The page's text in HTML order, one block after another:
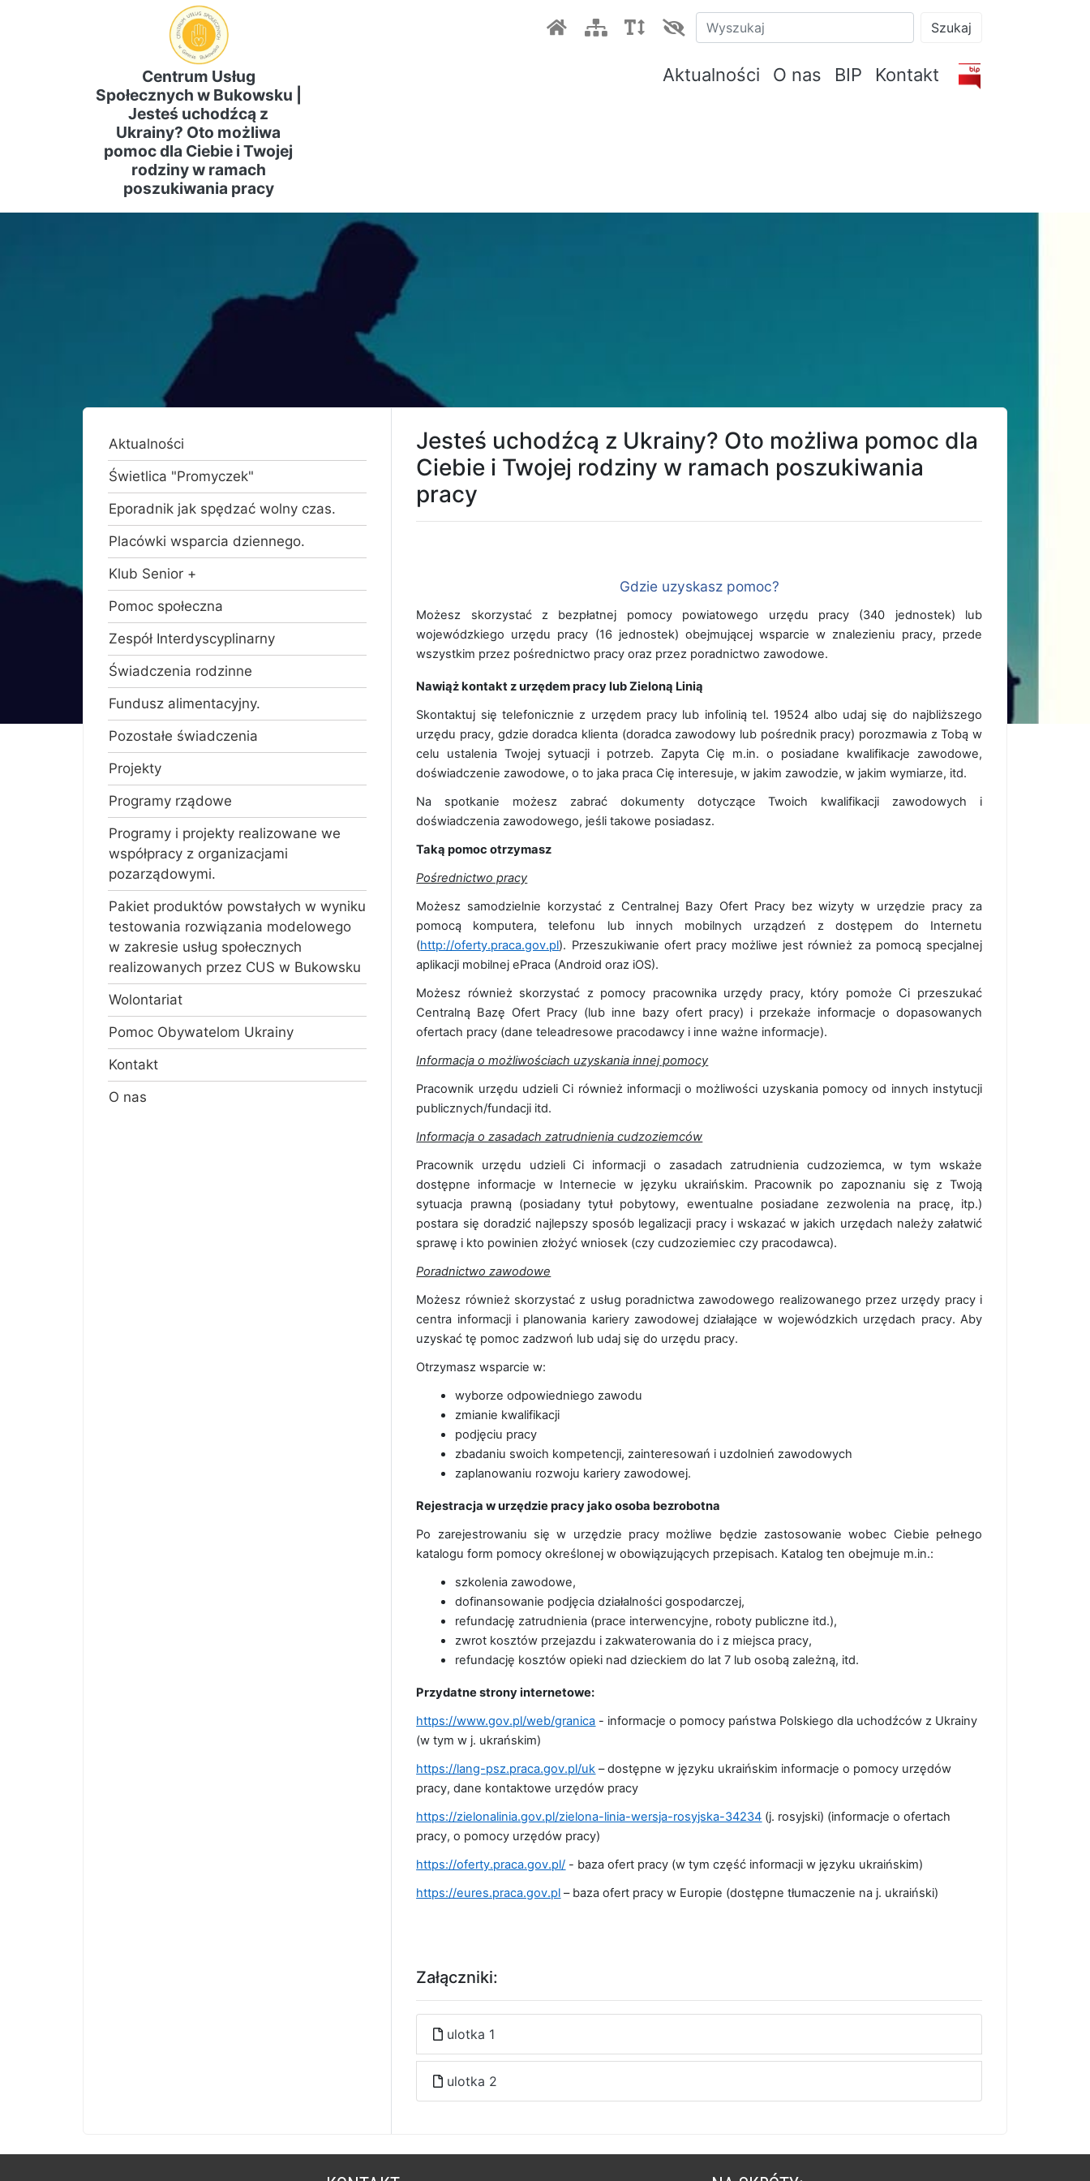
Centrum Usług
Społecznych w Bukowsku |
Jesteś uchodźcą z
Ukrainy? Oto możliwa
pomoc dla Ciebie i Twojej
rodziny w ramach
poszukiwania pracy
Szukaj
Aktualności O nas BIP Kontakt
Aktualności
Świetlica "Promyczek"
Eporadnik jak spędzać wolny czas.
Placówki wsparcia dziennego.
Klub Senior +
Pomoc społeczna
Zespół Interdyscyplinarny
Świadczenia rodzinne
Fundusz alimentacyjny.
Pozostałe świadczenia
Projekty
Programy rządowe
Programy i projekty realizowane we
współpracy z organizacjami
pozarządowymi.
Pakiet produktów powstałych w wyniku
testowania rozwiązania modelowego
w zakresie usług społecznych
realizowanych przez CUS w Bukowsku
Wolontariat
Pomoc Obywatelom Ukrainy
Kontakt
O nas
Jesteś uchodźcą z Ukrainy? Oto możliwa pomoc dla
Ciebie i Twojej rodziny w ramach poszukiwania
pracy
Gdzie uzyskasz pomoc?
Możesz skorzystać z bezpłatnej pomocy powiatowego urzędu pracy (340 jednostek) lub
wojewódzkiego urzędu pracy (16 jednostek) obejmującej wsparcie w znalezieniu pracy, przede
wszystkim przez pośrednictwo pracy oraz przez poradnictwo zawodowe.
Nawiąż kontakt z urzędem pracy lub Zieloną Linią
Skontaktuj się telefonicznie z urzędem pracy lub infolinią tel. 19524 albo udaj się do najbliższego
urzędu pracy, gdzie doradca klienta (doradca zawodowy lub pośrednik pracy) porozmawia z Tobą w
celu ustalenia Twojej sytuacji i potrzeb. Zapyta Cię m.in. o posiadane kwalifikacje zawodowe,
doświadczenie zawodowe, o to jaka praca Cię interesuje, w jakim zawodzie, w jakim wymiarze, itd.
Na spotkanie możesz zabrać dokumenty dotyczące Twoich kwalifikacji zawodowych i
doświadczenia zawodowego, jeśli takowe posiadasz.
Taką pomoc otrzymasz
Pośrednictwo pracy
Możesz samodzielnie korzystać z Centralnej Bazy Ofert Pracy bez wizyty w urzędzie pracy za
pomocą komputera, telefonu lub innych mobilnych urządzeń z dostępem do Internetu
(http://oferty.praca.gov.pl). Przeszukiwanie ofert pracy możliwe jest również za pomocą specjalnej
aplikacji mobilnej ePraca (Android oraz iOS).
Możesz również skorzystać z pomocy pracownika urzędy pracy, który pomoże Ci przeszukać
Centralną Bazę Ofert Pracy (lub inne bazy ofert pracy) i przekaże informacje o dopasowanych
ofertach pracy (dane teleadresowe pracodawcy i inne ważne informacje).
Informacja o możliwościach uzyskania innej pomocy
Pracownik urzędu udzieli Ci również informacji o możliwości uzyskania pomocy od innych instytucji
publicznych/fundacji itd.
Informacja o zasadach zatrudnienia cudzoziemców
Pracownik urzędu udzieli Ci informacji o zasadach zatrudnienia cudzoziemca, w tym wskaże
dostępne informacje w Internecie w języku ukraińskim. Pracownik po zapoznaniu się z Twoją
sytuacja prawną (posiadany tytuł pobytowy, ewentualne posiadane zezwolenia na pracę, itp.)
postara się doradzić najlepszy sposób legalizacji pracy i wskazać w jakich urzędach należy załatwić
sprawę i kto powinien złożyć wniosek (czy cudzoziemiec czy pracodawca).
Poradnictwo zawodowe
Możesz również skorzystać z usług poradnictwa zawodowego realizowanego przez urzędy pracy i
centra informacji i planowania kariery zawodowej działające w wojewódzkich urzędach pracy. Aby
uzyskać tę pomoc zadzwoń lub udaj się do urzędu pracy.
Otrzymasz wsparcie w:
wyborze odpowiedniego zawodu
zmianie kwalifikacji
podjęciu pracy
zbadaniu swoich kompetencji, zainteresowań i uzdolnień zawodowych
zaplanowaniu rozwoju kariery zawodowej.
Rejestracja w urzędzie pracy jako osoba bezrobotna
Po zarejestrowaniu się w urzędzie pracy możliwe będzie zastosowanie wobec Ciebie pełnego
katalogu form pomocy określonej w obowiązujących przepisach. Katalog ten obejmuje m.in.:
szkolenia zawodowe,
dofinansowanie podjęcia działalności gospodarczej,
refundację zatrudnienia (prace interwencyjne, roboty publiczne itd.),
zwrot kosztów przejazdu i zakwaterowania do i z miejsca pracy,
refundację kosztów opieki nad dzieckiem do lat 7 lub osobą zależną, itd.
Przydatne strony internetowe:
https://www.gov.pl/web/granica - informacje o pomocy państwa Polskiego dla uchodźców z Ukrainy
(w tym w j. ukrańskim)
https://lang-psz.praca.gov.pl/uk – dostępne w języku ukraińskim informacje o pomocy urzędów
pracy, dane kontaktowe urzędów pracy
https://zielonalinia.gov.pl/zielona-linia-wersja-rosyjska-34234 (j. rosyjski) (informacje o ofertach
pracy, o pomocy urzędów pracy)
https://oferty.praca.gov.pl/ - baza ofert pracy (w tym część informacji w języku ukraińskim)
https://eures.praca.gov.pl – baza ofert pracy w Europie (dostępne tłumaczenie na j. ukraiński)
Załączniki:
ulotka 1
ulotka 2